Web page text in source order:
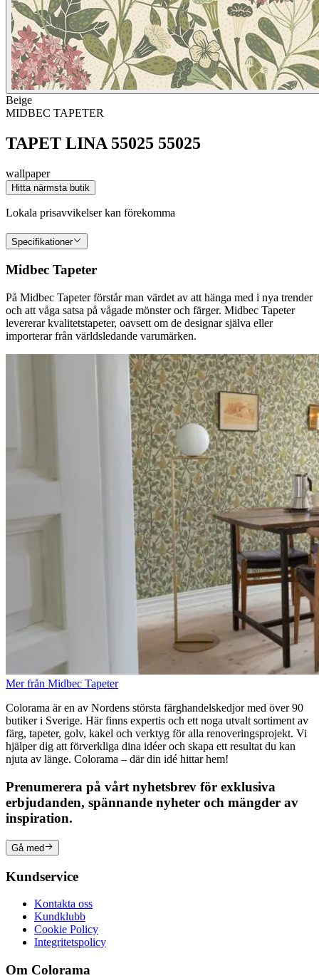
Beige
MIDBEC TAPETER
TAPET LINA 55025 55025
wallpaper
Hitta närmsta butik
Lokala prisavvikelser kan förekomma
Specifikationer
Midbec Tapeter
På Midbec Tapeter förstår man värdet av att hänga med i nya trender
och att våga satsa på vågade mönster och färger. Midbec Tapeter
levererar kvalitetstapeter, oavsett om de designar själva eller
importerar från världsledande varumärken.
Mer från Midbec Tapeter
Colorama är en av Nordens största färghandelskedjor med över 90
butiker i Sverige. Här finns expertis och ett noga utvalt sortiment av
färg, tapeter, golv, kakel och verktyg för alla renoveringsprojekt. Vi
hjälper dig att förverkliga dina idéer och skapa ett resultat du kan
njuta av länge. Colorama – där din idé hittar hem!
Prenumerera på vårt nyhetsbrev för exklusiva
erbjudanden, spännande nyheter och mängder av
inspiration.
Gå med
Kundservice
Kontakta oss
Kundklubb
Cookie Policy
Integritetspolicy
Om Colorama